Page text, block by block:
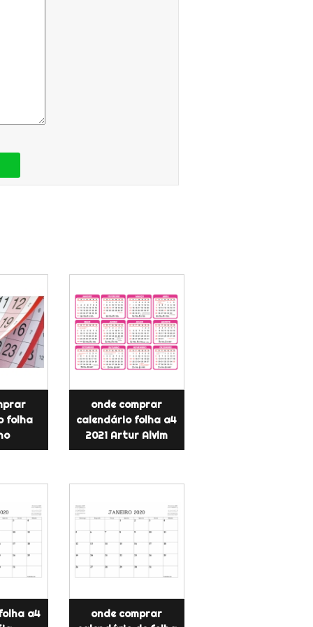
folha
onde comprar
calendário folha a4
2021 Artur Alvim
a4
onde comprar